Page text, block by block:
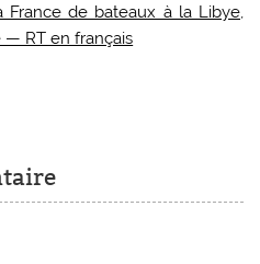
France de bateaux à la Libye,
— RT en français